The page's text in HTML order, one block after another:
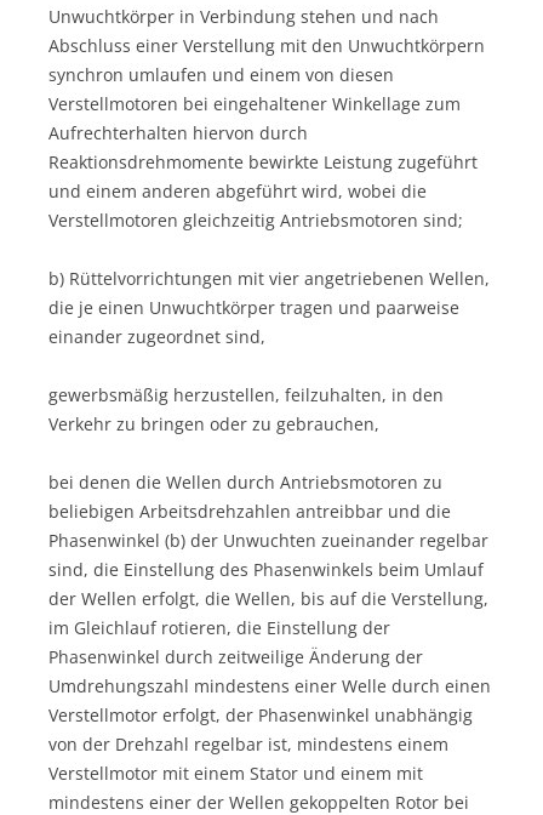
Unwuchtkörper in Verbindung stehen und nach
Abschluss einer Verstellung mit den Unwuchtkörpern
synchron umlaufen und einem von diesen
Verstellmotoren bei eingehaltener Winkellage zum
Aufrechterhalten hiervon durch
Reaktionsdrehmomente bewirkte Leistung zugeführt
und einem anderen abgeführt wird, wobei die
Verstellmotoren gleichzeitig Antriebsmotoren sind;
b) Rüttelvorrichtungen mit vier angetriebenen Wellen,
die je einen Unwuchtkörper tragen und paarweise
einander zugeordnet sind,
gewerbsmäßig herzustellen, feilzuhalten, in den
Verkehr zu bringen oder zu gebrauchen,
bei denen die Wellen durch Antriebsmotoren zu
beliebigen Arbeitsdrehzahlen antreibbar und die
Phasenwinkel (b) der Unwuchten zueinander regelbar
sind, die Einstellung des Phasenwinkels beim Umlauf
der Wellen erfolgt, die Wellen, bis auf die Verstellung,
im Gleichlauf rotieren, die Einstellung der
Phasenwinkel durch zeitweilige Änderung der
Umdrehungszahl mindestens einer Welle durch einen
Verstellmotor erfolgt, der Phasenwinkel unabhängig
von der Drehzahl regelbar ist, mindestens einem
Verstellmotor mit einem Stator und einem mit
mindestens einer der Wellen gekoppelten Rotor bei